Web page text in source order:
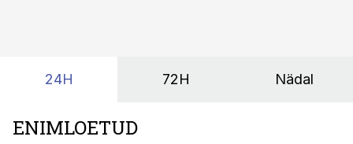
24H 72H Nädal
ENIMLOETUD